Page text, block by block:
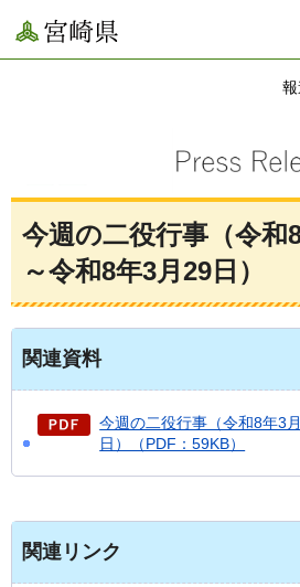
宮崎県
今週の二役行事（令和
～令和8年3月29日）
関連資料
今週の二役行事（令和8年3
日）（PDF：59KB）
関連リンク